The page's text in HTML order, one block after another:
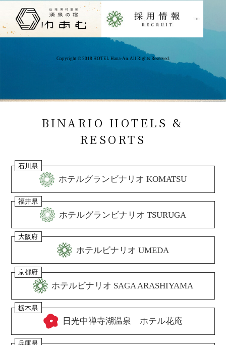
Copyright © 2018 HOTEL Hana-An. All Rights Reserved.
BINARIO HOTELS &
RESORTS
石川県
ホテルグランビナリオ KOMATSU
福井県
ホテルグランビナリオ TSURUGA
大阪府
ホテルビナリオ UMEDA
京都府
ホテルビナリオ SAGA ARASHIYAMA
栃木県
日光中禅寺湖温泉 ホテル花庵
兵庫県